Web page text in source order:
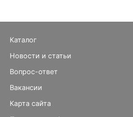
Каталог
Новости и статьи
Вопрос-ответ
Вакансии
Карта сайта